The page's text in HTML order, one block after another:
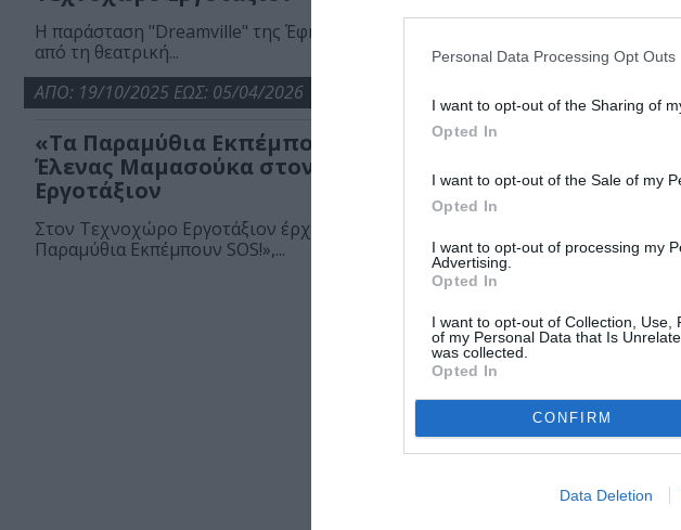
Personal Data Processing Opt Outs
I want to opt-out of the Sharing of
Opted In
I want to opt-out of the Sale of my
Opted In
I want to opt-out of processing my
Advertising.
Opted In
I want to opt-out of Collection, Use,
of my Personal Data that Is
was collected.
Opted In
CONFIRM
Data Deletion
H παράσταση "Dreamville" της Έφης Μεράβογλου ανεβαίνει
από τη θεατρική...
Ο
ΑΠΟ: 19/10/2025 ΕΩΣ: 05/04/2026
«Τα Παραμύθια Εκπέμπουν SOS!», της
Έλενας Μαμασούκα στον Τεχνοχώρο
Εργοτάξιον
Στον Τεχνοχώρο Εργοτάξιον έρχεται η παράσταση «Τα
Παραμύθια Εκπέμπουν SOS!»,...